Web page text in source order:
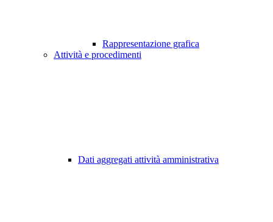
Rappresentazione grafica
Attività e procedimenti
Dati aggregati attività amministrativa